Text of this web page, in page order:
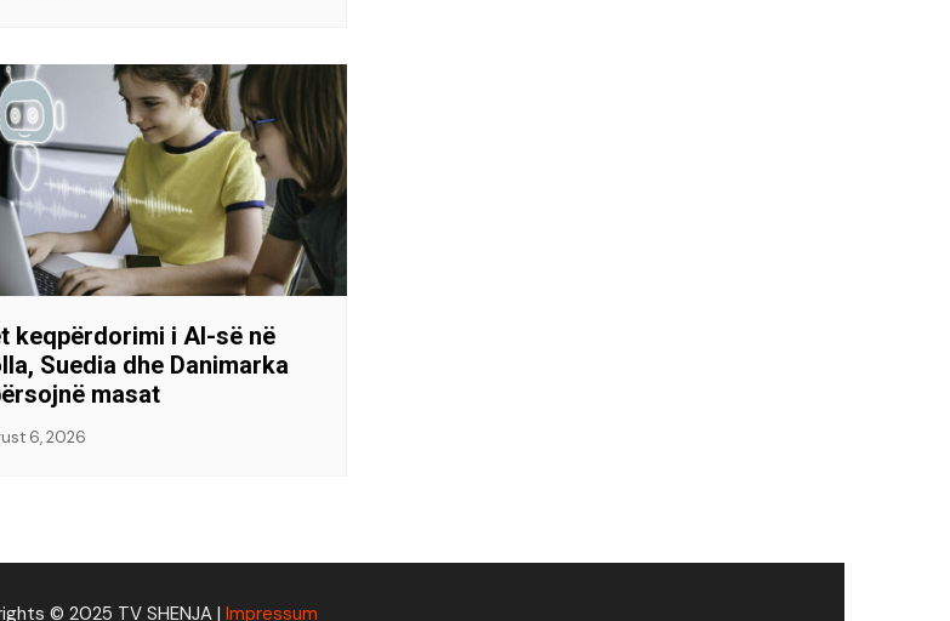
keqpërdorimi i AI-së në
Suedia dhe Danimarka
masat
6, 2026
© 2025 TV SHENJA | Impressum